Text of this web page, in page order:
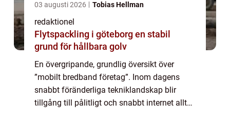
03 augusti 2026 Tobias Hellman
redaktionel
Flytspackling i göteborg en stabil
grund för hållbara golv
En övergripande, grundlig översikt över
”mobilt bredband företag”. Inom dagens
snabbt föränderliga tekniklandskap blir
tillgång till pålitligt och snabbt internet allt